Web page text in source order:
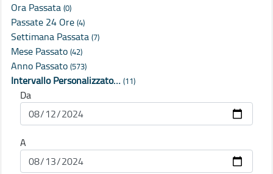
Ora Passata (0)
Passate 24 Ore (4)
Settimana Passata (7)
Mese Passato (42)
Anno Passato (573)
Intervallo Personalizzato… (11)
Da
A